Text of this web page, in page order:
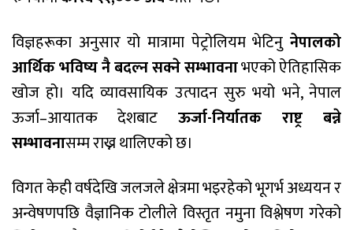
विज्ञहरूका अनुसार यो मात्रामा पेट्रोलियम भेटिनु नेपालको
आर्थिक भविष्य नै बदल्न सक्ने सम्भावनाभएको ऐतिहासिक
खोज हो। यदि व्यावसायिक उत्पादन सुरु भयो भने, नेपाल
ऊर्जा–आयातक देशबाट ऊर्जा-निर्यातक राष्ट्र बन्ने
सम्भावनासम्म राख्न थालिएको छ।
विगत केही वर्षदेखि जलजले क्षेत्रमा भइरहेको भूगर्भ अध्ययन र
अन्वेषणपछि वैज्ञानिक टोलीले विस्तृत नमुना विश्लेषण गरेको